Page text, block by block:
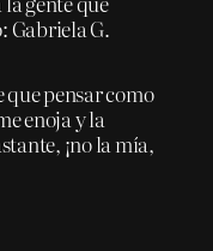
Gabriela G.
pensar como
enoja y la
¡no la mía,